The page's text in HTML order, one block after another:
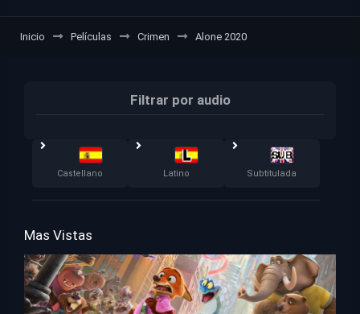
Inicio Películas Crimen Alone 2020
Filtrar por audio
Castellano Latino Subtitulada
Mas Vistas